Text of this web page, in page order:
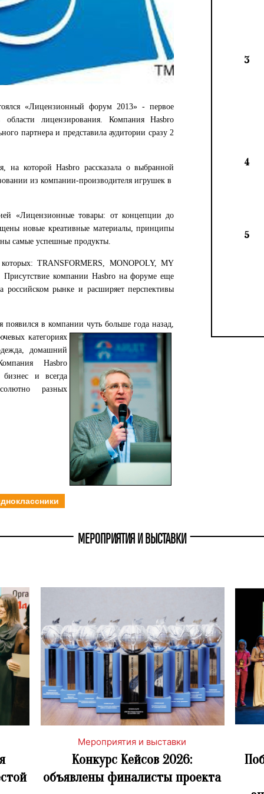
«Лицензионный форум 2013» - первое
лицензирования. Компания Hasbro
партнера и представила аудитории сразу 2
на которой Hasbro рассказала о выбранной
из компании-производителя игрушек в
«Лицензионные товары: от концепции до
новые креативные материалы, принципы
самые успешные продукты.
TRANSFORMERS, MONOPOLY, MY
компании Hasbro на форуме еще
российском рынке и расширяет перспективы
появился в компании чуть больше года назад,
категориях
домашний
Hasbro
бизнес и всегда
разных
3
4
5
МЕРОПРИЯТИЯ И ВЫСТАВКИ
Мероприятия и выставки
Конкурс Кейсов 2026:
объявлены финалисты проекта